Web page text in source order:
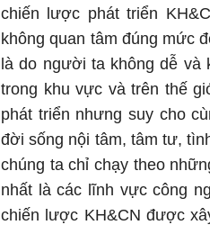
chiến lược phát triển
không quan tâm đúng mức
là do người ta không dễ và
trong khu vực và trên thế
phát triển nhưng suy cho
đời sống nội tâm, tâm tư,
chúng ta chỉ chạy theo
nhất là các lĩnh vực công
chiến lược KH&CN được